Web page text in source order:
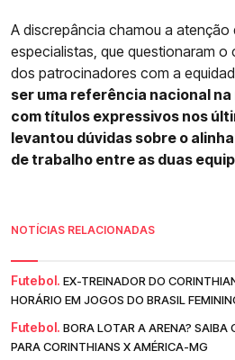
A discrepância chamou a
especialistas, que questionaram
dos patrocinadores com a
ser uma referência nacional
com títulos expressivos nos
levantou dúvidas sobre o
de trabalho entre as duas
NOTÍCIAS RELACIONADAS
Futebol. EX-TREINADOR DO
HORÁRIO EM JOGOS DO BRASIL
Futebol. BORA LOTAR A ARENA? SAIBA
PARA CORINTHIANS X AMÉRICA-MG